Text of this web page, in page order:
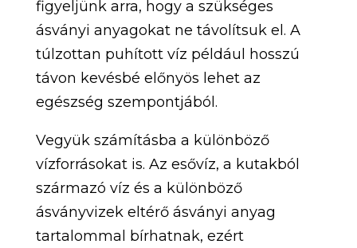
figyeljünk arra, hogy a szükséges
ásványi anyagokat ne távolítsuk el. A
túlzottan puhított víz például hosszú
távon kevésbé előnyös lehet az
egészség szempontjából.
Vegyük számításba a különböző
vízforrásokat is. Az esővíz, a kutakból
származó víz és a különböző
ásványvizek eltérő ásványi anyag
tartalommal bírhatnak, ezért